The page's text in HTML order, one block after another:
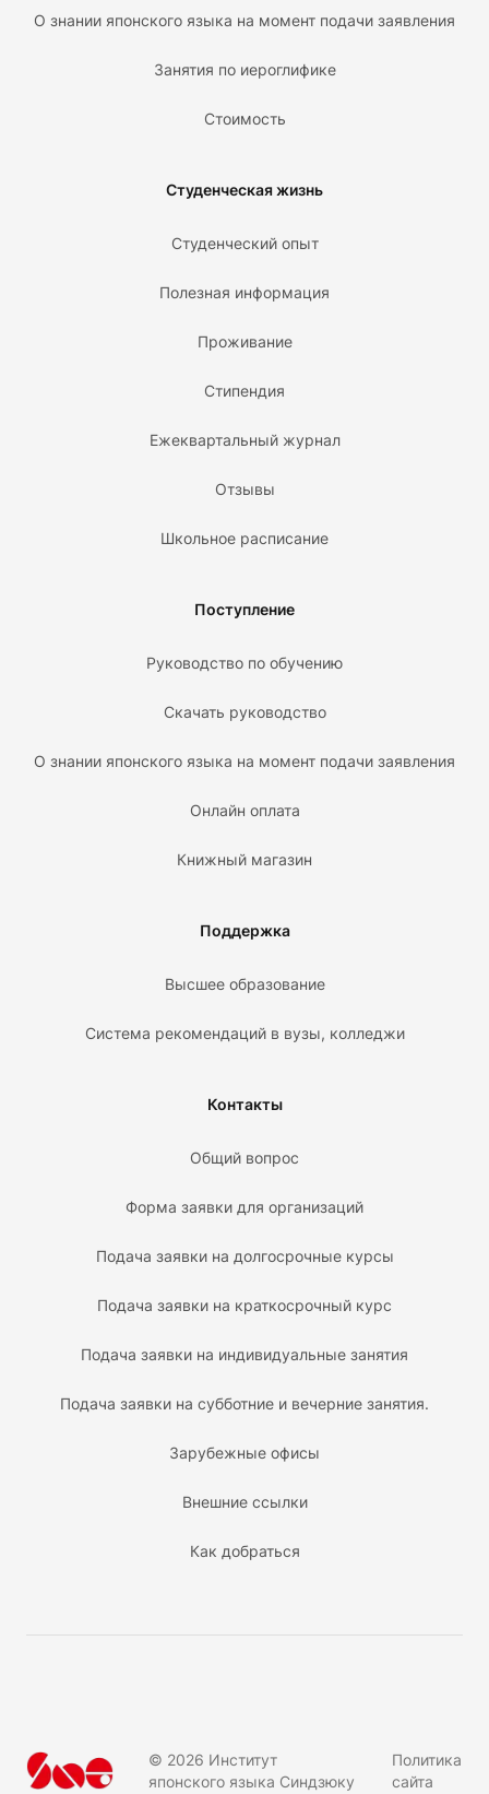
О знании японского языка на момент подачи заявления
Занятия по иероглифике
Стоимость
Студенческая жизнь
Студенческий опыт
Полезная информация
Проживание
Стипендия
Ежеквартальный журнал
Отзывы
Школьное расписание
Поступление
Руководство по обучению
Скачать руководство
О знании японского языка на момент подачи заявления
Онлайн оплата
Книжный магазин
Поддержка
Высшее образование
Система рекомендаций в вузы, колледжи
Контакты
Общий вопрос
Форма заявки для организаций
Подача заявки на долгосрочные курсы
Подача заявки на краткосрочный курс
Подача заявки на индивидуальные занятия
Подача заявки на субботние и вечерние занятия.
Зарубежные офисы
Внешние ссылки
Как добраться
© 2026 Институт
японского языка Синдзюку
Политика
сайта